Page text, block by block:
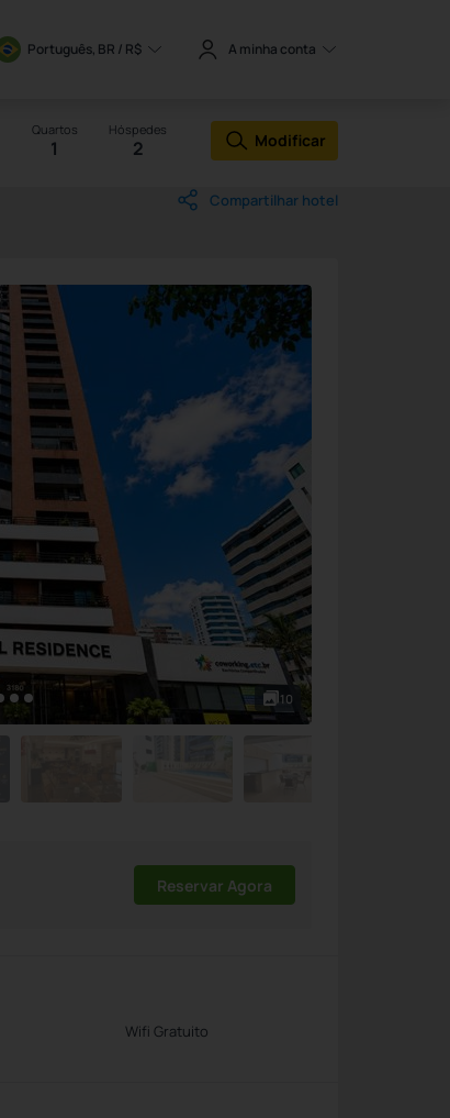
Português, BR / R$ A minha conta
Quartos
1
Hóspedes
2 Modificar
Compartilhar hotel
10
Reservar Agora
Wifi Gratuito